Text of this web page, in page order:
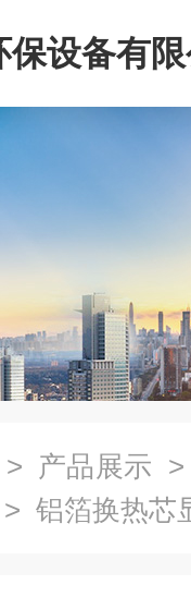
保设备有
> 产品展示
> 铝箔换热芯